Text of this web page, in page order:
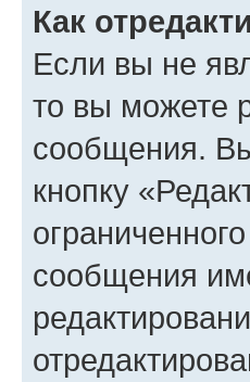
Как
Если вы не
то вы можете
сообщения.
кнопку
сообщения